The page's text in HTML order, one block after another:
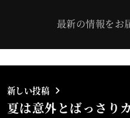
最新の情報をお
新しい投稿
夏は意外とばっさり